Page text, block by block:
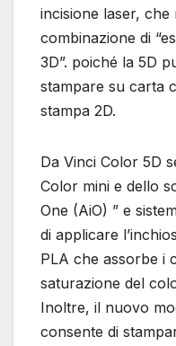
incisione laser,
combinazione di
3D”. poiché la 5D
stampare su carta
stampa 2D.
Da Vinci Color 5D
Color mini e dello
One (AiO) ” e
di applicare
PLA che assorbe i
saturazione del
Inoltre, il nuovo
consente di